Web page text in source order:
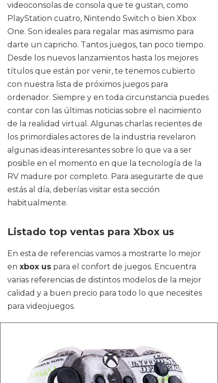
videoconsolas de consola que te gustan, como
PlayStation cuatro, Nintendo Switch o bien Xbox
One. Son ideales para regalar mas asimismo para
darte un capricho. Tantos juegos, tan poco tiempo.
Desde los nuevos lanzamientos hasta los mejores
títulos que están por venir, te tenemos cubierto
con nuestra lista de próximos juegos para
ordenador. Siempre y en toda circunstancia puedes
contar con las últimas noticias sobre el nacimiento
de la realidad virtual. Algunas charlas recientes de
los primordiales actores de la industria revelaron
algunas ideas interesantes sobre lo que va a ser
posible en el momento en que la tecnología de la
RV madure por completo. Para asegurarte de que
estás al día, deberías visitar esta sección
habitualmente.
Listado top ventas para Xbox us
En esta de referencias vamos a mostrarte lo mejor
en xbox us para el confort de juegos. Encuentra
varias referencias de distintos modelos de la mejor
calidad y a buen precio para todo lo que necesites
para videojuegos.